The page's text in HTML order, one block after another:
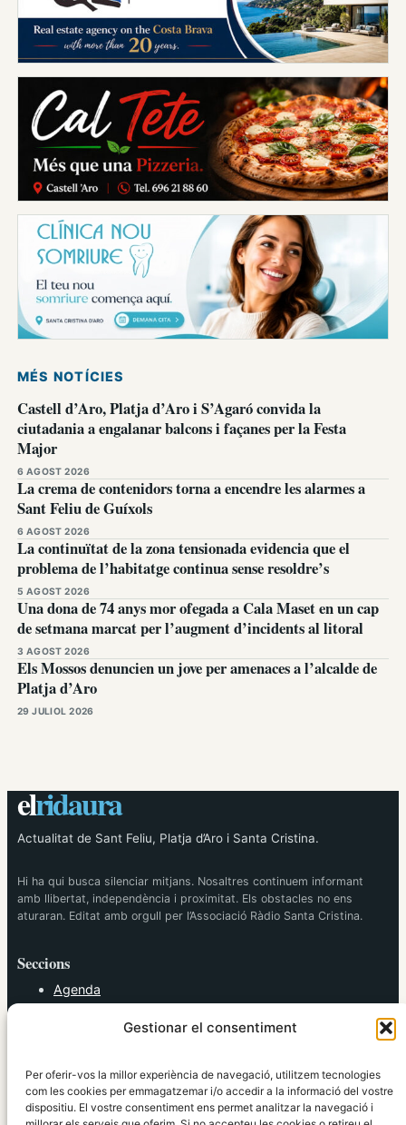
Gestionar el consentiment
Per oferir-vos la millor experiència de navegació, utilitzem tecnologies
com les cookies per emmagatzemar i/o accedir a la informació del vostre
dispositiu. El vostre consentiment ens permet analitzar la navegació i
MÉS NOTÍCIES
Castell d’Aro, Platja d’Aro i S’Agaró convida la
ciutadania a engalanar balcons i façanes per la Festa
Major
6 AGOST 2026
La crema de contenidors torna a encendre les alarmes a
Sant Feliu de Guíxols
6 AGOST 2026
La continuïtat de la zona tensionada evidencia que el
problema de l’habitatge continua sense resoldre’s
5 AGOST 2026
Una dona de 74 anys mor ofegada a Cala Maset en un cap
de setmana marcat per l’augment d’incidents al litoral
3 AGOST 2026
Els Mossos denuncien un jove per amenaces a l’alcalde de
Platja d’Aro
29 JULIOL 2026
elridaura
Actualitat de Sant Feliu, Platja d’Aro i Santa Cristina.
Hi ha qui busca silenciar mitjans. Nosaltres continuem informant
amb llibertat, independència i proximitat. Els obstacles no ens
aturaran. Editat amb orgull per l’Associació Ràdio Santa Cristina.
Seccions
Agenda
Política
Societat
Tendències